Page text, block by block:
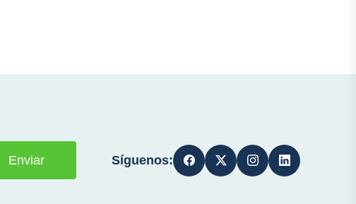
Enviar Síguenos: